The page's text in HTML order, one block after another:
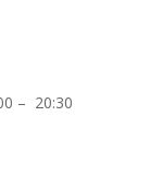
– 20:30